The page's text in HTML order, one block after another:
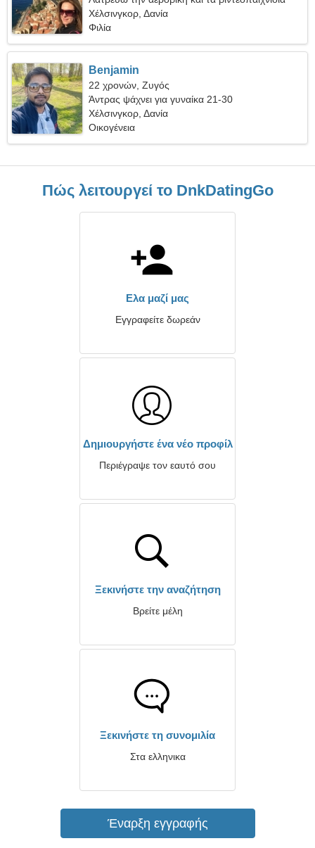
Χέλσινγκορ, Δανία
Φιλία
Benjamin
22 χρονών, Ζυγός
Άντρας ψάχνει για γυναίκα 21-30
Χέλσινγκορ, Δανία
Οικογένεια
Πώς λειτουργεί το DnkDatingGo
Ελα μαζί μας
Εγγραφείτε δωρεάν
Δημιουργήστε ένα νέο προφίλ
Περιέγραψε τον εαυτό σου
Ξεκινήστε την αναζήτηση
Βρείτε μέλη
Ξεκινήστε τη συνομιλία
Στα ελληνικα
Έναρξη εγγραφής